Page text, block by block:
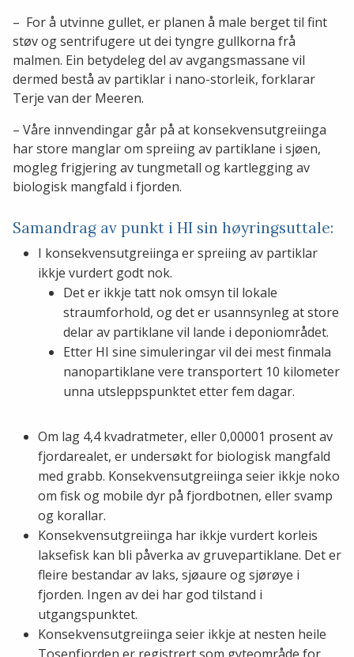
– For å utvinne gullet, er planen å male berget til fint
støv og sentrifugere ut dei tyngre gullkorna frå
malmen. Ein betydeleg del av avgangsmassane vil
dermed bestå av partiklar i nano-storleik, forklarar
Terje van der Meeren.
– Våre innvendingar går på at konsekvensutgreiinga
har store manglar om spreiing av partiklane i sjøen,
mogleg frigjering av tungmetall og kartlegging av
biologisk mangfald i fjorden.
Samandrag av punkt i HI sin høyringsuttale:
I konsekvensutgreiinga er spreiing av partiklar
ikkje vurdert godt nok.
Det er ikkje tatt nok omsyn til lokale
straumforhold, og det er usannsynleg at store
delar av partiklane vil lande i deponiområdet.
Etter HI sine simuleringar vil dei mest finmala
nanopartiklane vere transportert 10 kilometer
unna utsleppspunktet etter fem dagar.
Om lag 4,4 kvadratmeter, eller 0,00001 prosent av
fjordarealet, er undersøkt for biologisk mangfald
med grabb. Konsekvensutgreiinga seier ikkje noko
om fisk og mobile dyr på fjordbotnen, eller svamp
og korallar.
Konsekvensutgreiinga har ikkje vurdert korleis
laksefisk kan bli påverka av gruvepartiklane. Det er
fleire bestandar av laks, sjøaure og sjørøye i
fjorden. Ingen av dei har god tilstand i
utgangspunktet.
Konsekvensutgreiinga seier ikkje at nesten heile